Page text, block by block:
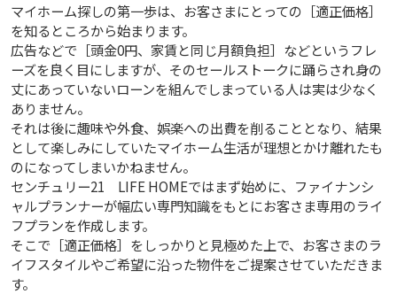
マイホーム探しの第一歩は、お客さまにとっての［適正価格］
を知るところから始まります。
広告などで［頭金0円、家賃と同じ月額負担］などというフレ
ーズを良く目にしますが、そのセールストークに踊らされ身の
丈にあっていないローンを組んでしまっている人は実は少なく
ありません。
それは後に趣味や外食、娯楽への出費を削ることとなり、結果
として楽しみにしていたマイホーム生活が理想とかけ離れたも
のになってしまいかねません。
センチュリー21 LIFE HOMEではまず始めに、ファイナンシ
ャルプランナーが幅広い専門知識をもとにお客さま専用のライ
フプランを作成します。
そこで［適正価格］をしっかりと見極めた上で、お客さまのラ
イフスタイルやご希望に沿った物件をご提案させていただきま
す。